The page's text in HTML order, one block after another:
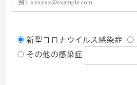
新型コロナウイルス感染症
その他の感染症